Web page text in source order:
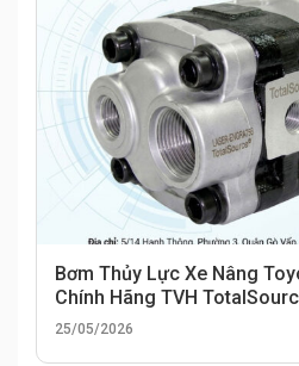
Bơm Thủy Lực Xe Nâng
Chính Hãng TVH
25/05/2026